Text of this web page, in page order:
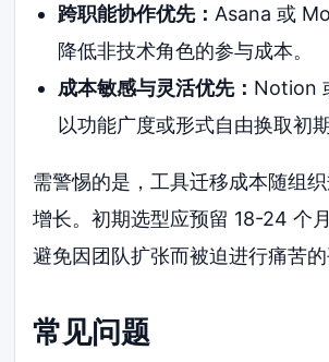
跨职能协作优先： Asana 或
降低非技术角色的参与成本。
成本敏感与灵活优先： Notion
以功能广度或形式自由换取初
需警惕的是，工具迁移成本随组
增长。初期选型应预留 18-24 个
避免因团队扩张而被迫进行痛苦的
常见问题